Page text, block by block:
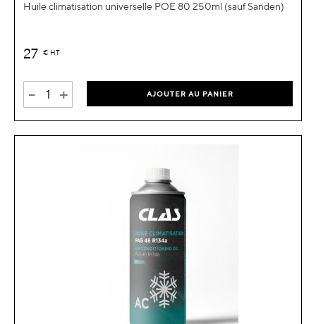
Huile climatisation universelle POE 80 250ml (sauf Sanden)
27 € HT
- + AJOUTER AU PANIER